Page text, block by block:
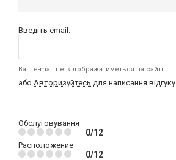
Введіть email:
Ваш e-mail не відображатиметься на сайті
або Авторизуйтесь для написання відгуку
Обслуговування
0/12
Расположение
0/12